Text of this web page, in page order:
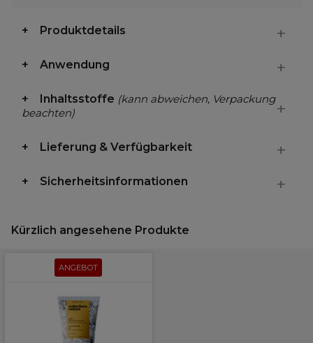
Produktdetails
Anwendung
Inhaltsstoffe (kann abweichen, Verpackung
beachten)
Lieferung & Verfügbarkeit
Sicherheitsinformationen
Kürzlich angesehene Produkte
ANGEBOT